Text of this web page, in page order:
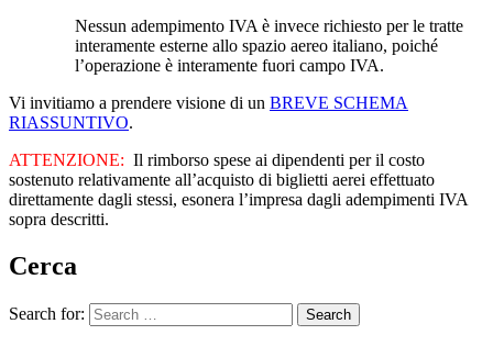
Nessun adempimento IVA è invece richiesto per le tratte
interamente esterne allo spazio aereo italiano, poiché
l’operazione è interamente fuori campo IVA.
Vi invitiamo a prendere visione di un BREVE SCHEMA
RIASSUNTIVO.
ATTENZIONE: Il rimborso spese ai dipendenti per il costo
sostenuto relativamente all’acquisto di biglietti aerei effettuato
direttamente dagli stessi, esonera l’impresa dagli adempimenti IVA
sopra descritti.
Cerca
Search for: